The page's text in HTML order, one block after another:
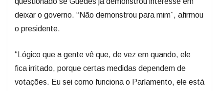
deixar o governo. “Não demonstrou para mim”, afirmou
o presidente.
“Lógico que a gente vê que, de vez em quando, ele
fica irritado, porque certas medidas dependem de
votações. Eu sei como funciona o Parlamento, ele está